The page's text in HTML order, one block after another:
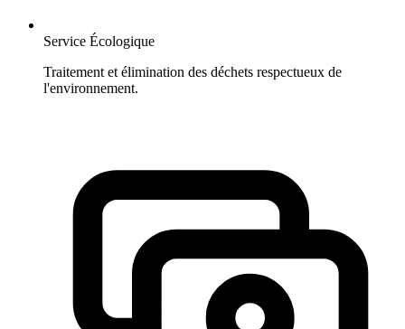
Service Écologique
Traitement et élimination des déchets respectueux de
l'environnement.